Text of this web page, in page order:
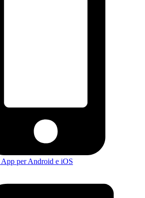
App per Android e iOS